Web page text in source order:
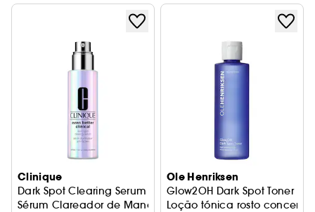
Clinique
Dark Spot Clearing Serum
Sérum Clareador de Manchas
Ole Henriksen
Glow2OH Dark Spot Toner
Loção tónica rosto